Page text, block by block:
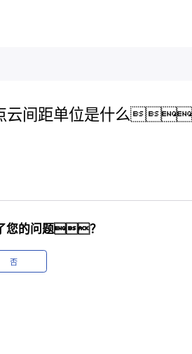
云间距单位是什么
您的问题？
否